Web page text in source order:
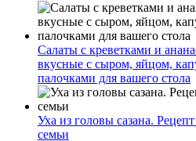
Салаты с креветками и
вкусные с сыром, яйцом,
палочками для вашего стола
Уха из головы сазана.
семьи